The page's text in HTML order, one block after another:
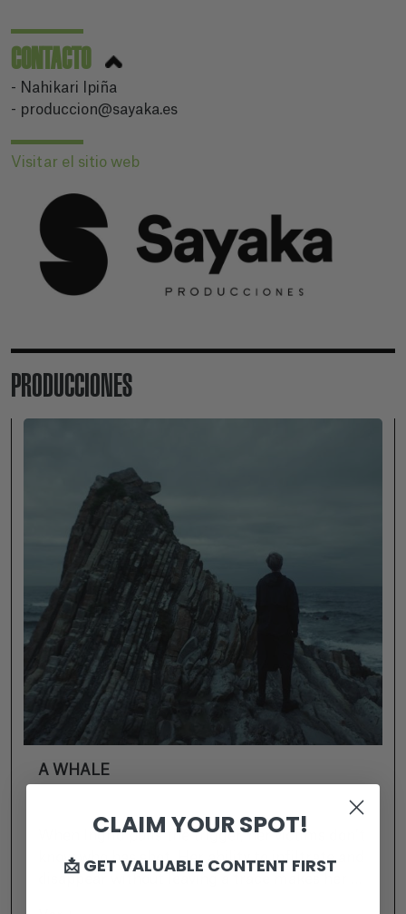
CONTACTO
- Nahikari Ipiña
- produccion@sayaka.es
Visitar el sitio web
PRODUCCIONES
A WHALE
When Ingrid pulls the trigger, her victims don’t
know who has shot. Her ability to infiltrate and
disappear without leaving a trace makes her an
CLAIM YOUR SPOT!
📩 GET VALUABLE CONTENT FIRST